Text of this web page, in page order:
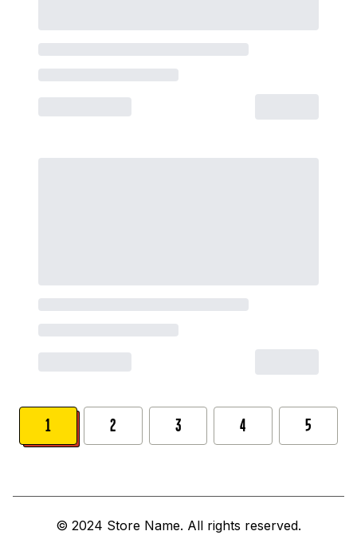
1 2 3 4 5
© 2024 Store Name. All rights reserved.